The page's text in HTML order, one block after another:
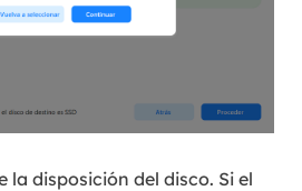
la disposición del disco. Si el